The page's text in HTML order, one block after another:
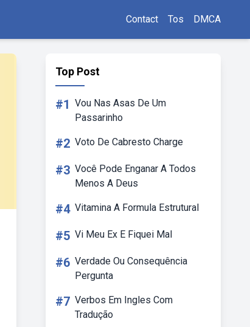
Contact Tos DMCA
Top Post
#1 Vou Nas Asas De Um
Passarinho
#2 Voto De Cabresto Charge
#3 Você Pode Enganar A Todos
Menos A Deus
#4 Vitamina A Formula Estrutural
#5 Vi Meu Ex E Fiquei Mal
#6 Verdade Ou Consequência
Pergunta
#7 Verbos Em Ingles Com
Tradução